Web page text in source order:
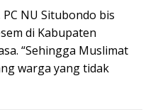
NU Situbondo bis
di Kabupaten
“Sehingga Muslimat
warga yang tidak